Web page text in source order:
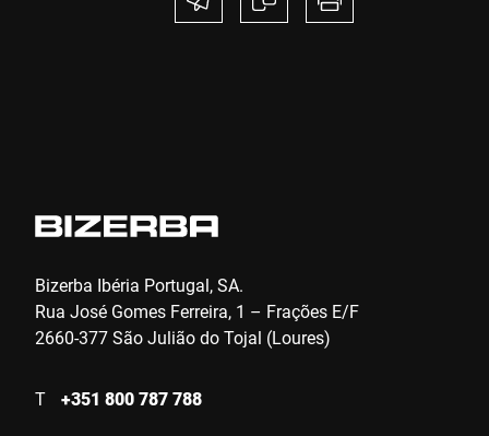
Click to start verification
Bizerba Ibéria Portugal, SA.
Rua José Gomes Ferreira, 1 – Frações E/F
2660-377 São Julião do Tojal (Loures)
T +351 800 787 788